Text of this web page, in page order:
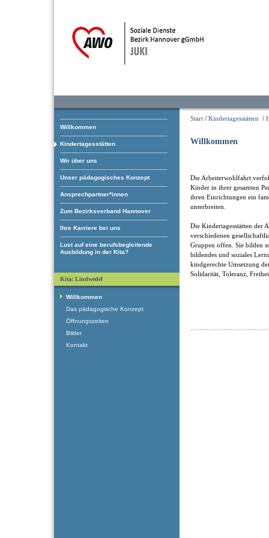
Willkommen
Kindertagesstätten
Wir über uns
Unser pädagogisches Konzept
Ansprechpartner*innen
Zum Bezirksverband Hannover
Ihre Karriere bei uns
Lust auf eine berufsbegleitende
Ausbildung in der Kita?
Start / Kindertagesstätten /
Willkommen
Die Arbeiterwohlfahrt
Kinder in ihrer gesamten
ihren Einrichtungen ein
unterbreiten.
Die Kindertagesstätten der
verschiedenen
Gruppen offen. Sie bilden
bildendes und soziales
kindgerechte Umsetzung
Solidarität, Toleranz,
Kita: Lindwedel
Willkommen
Das pädagogische Konzept
Öffnungszeiten
Bilder
Kontakt